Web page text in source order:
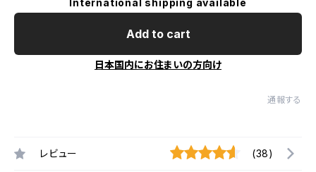
Add to cart
日本国内にお住まいの方向け
通報する
レビュー (38)